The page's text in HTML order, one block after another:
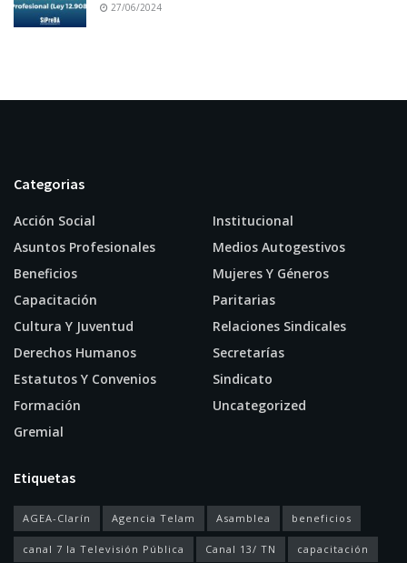
27/06/2024
Categorias
Acción Social
Asuntos Profesionales
Beneficios
Capacitación
Cultura Y Juventud
Derechos Humanos
Estatutos Y Convenios
Formación
Gremial
Institucional
Medios Autogestivos
Mujeres Y Géneros
Paritarias
Relaciones Sindicales
Secretarías
Sindicato
Uncategorized
Etiquetas
AGEA-Clarín Agencia Telam Asamblea beneficios
canal 7 la Televisión Pública Canal 13/ TN capacitación